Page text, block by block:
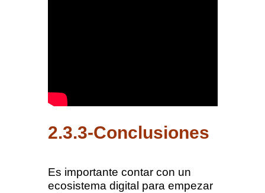
2.3.3-Conclusiones
Es importante contar con un
ecosistema digital para empezar